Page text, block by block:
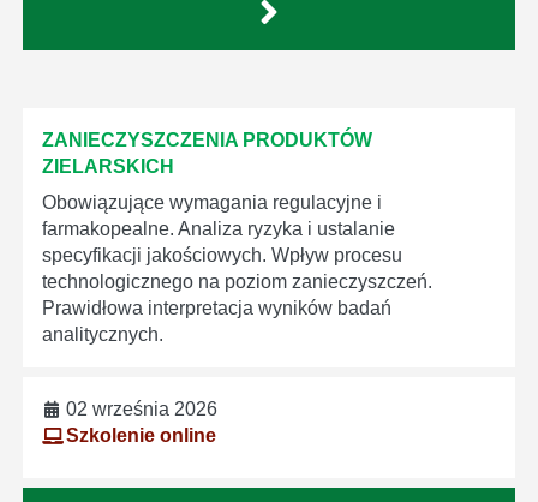
ZANIECZYSZCZENIA PRODUKTÓW
ZIELARSKICH
Obowiązujące wymagania regulacyjne i
farmakopealne. Analiza ryzyka i ustalanie
specyfikacji jakościowych. Wpływ procesu
technologicznego na poziom zanieczyszczeń.
Prawidłowa interpretacja wyników badań
analitycznych.
02 września 2026
Szkolenie online